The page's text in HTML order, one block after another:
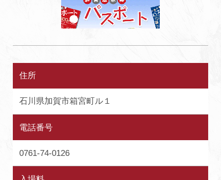
住所
石川県加賀市箱宮町ル１
電話番号
0761-74-0126